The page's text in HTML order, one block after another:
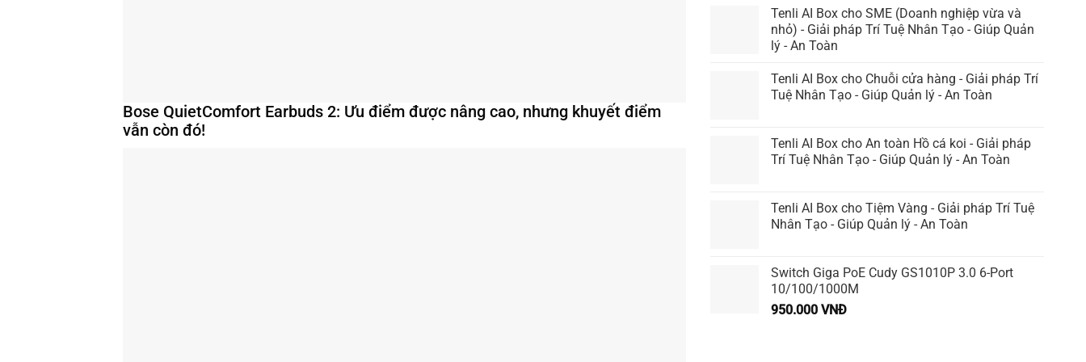
Bose QuietComfort Earbuds 2: Ưu điểm được nâng cao, nhưng khuyết điểm
vẫn còn đó!
Tenli AI Box cho SME (Doanh nghiệp vừa và
nhỏ) - Giải pháp Trí Tuệ Nhân Tạo - Giúp Quản
lý - An Toàn
Tenli AI Box cho Chuỗi cửa hàng - Giải pháp Trí
Tuệ Nhân Tạo - Giúp Quản lý - An Toàn
Tenli AI Box cho An toàn Hồ cá koi - Giải pháp
Trí Tuệ Nhân Tạo - Giúp Quản lý - An Toàn
Tenli AI Box cho Tiệm Vàng - Giải pháp Trí Tuệ
Nhân Tạo - Giúp Quản lý - An Toàn
Switch Giga PoE Cudy GS1010P 3.0 6-Port
10/100/1000M
950.000 VNĐ